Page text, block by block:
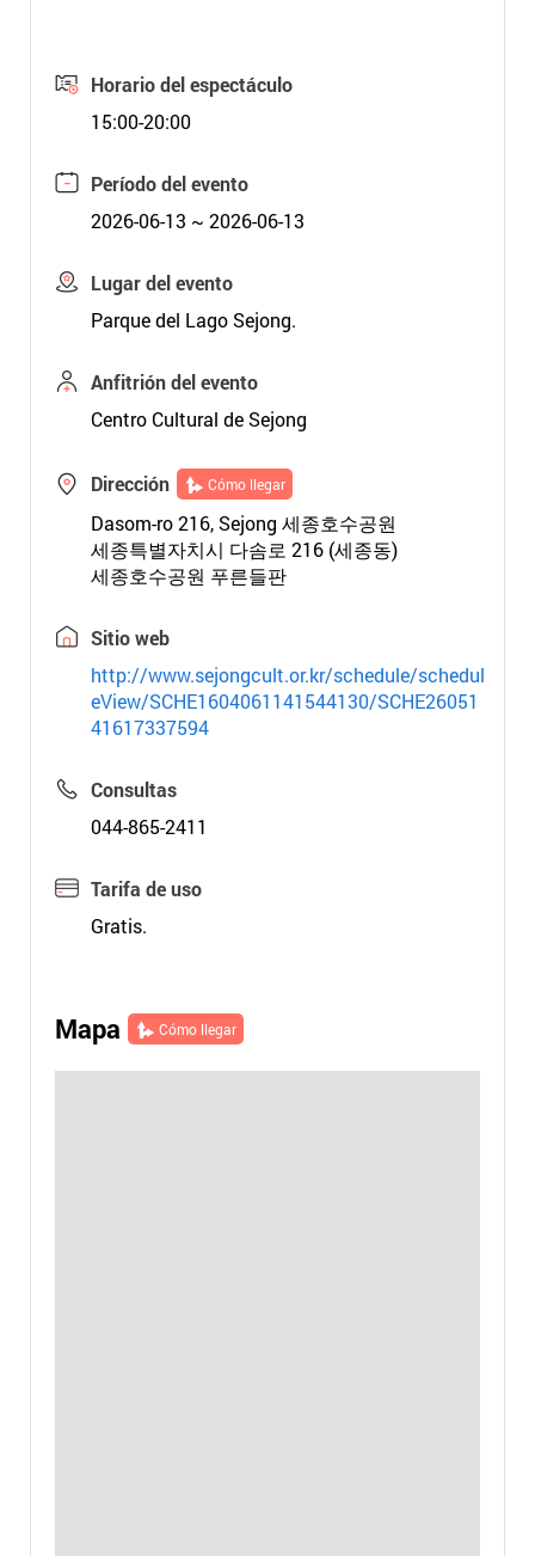
Horario del espectáculo
15:00-20:00
Período del evento
2026-06-13 ~ 2026-06-13
Lugar del evento
Parque del Lago Sejong.
Anfitrión del evento
Centro Cultural de Sejong
Dirección Cómo llegar
Dasom-ro 216, Sejong 세종호수공원
세종특별자치시 다솜로 216 (세종동)
세종호수공원 푸른들판
Sitio web
http://www.sejongcult.or.kr/schedule/schedul
eView/SCHE1604061141544130/SCHE26051
41617337594
Consultas
044-865-2411
Tarifa de uso
Gratis.
Mapa Cómo llegar